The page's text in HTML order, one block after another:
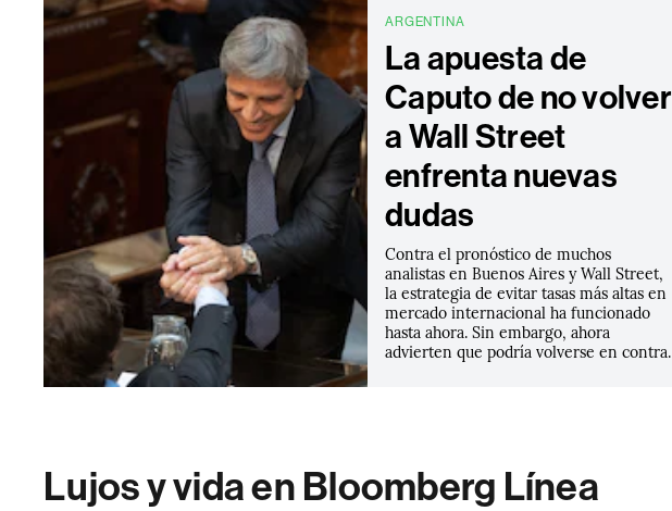
ARGENTINA
La apuesta de
Caputo de no volver
a Wall Street
enfrenta nuevas
dudas
Contra el pronóstico de muchos
analistas en Buenos Aires y Wall Street,
la estrategia de evitar tasas más altas en
mercado internacional ha funcionado
hasta ahora. Sin embargo, ahora
advierten que podría volverse en contra.
Lujos y vida en Bloomberg Línea